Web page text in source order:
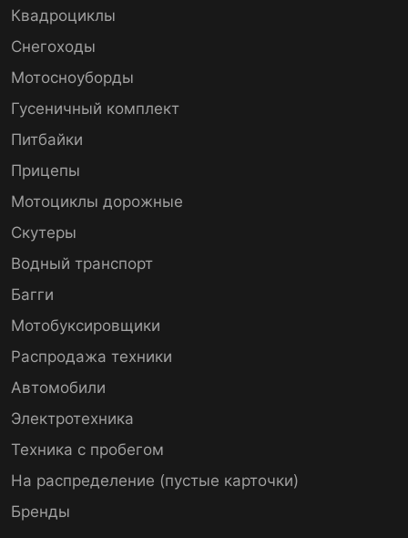
Квадроциклы
Снегоходы
Мотосноуборды
Гусеничный комплект
Питбайки
Прицепы
Мотоциклы дорожные
Скутеры
Водный транспорт
Багги
Мотобуксировщики
Распродажа техники
Автомобили
Электротехника
Техника с пробегом
На распределение (пустые карточки)
Бренды